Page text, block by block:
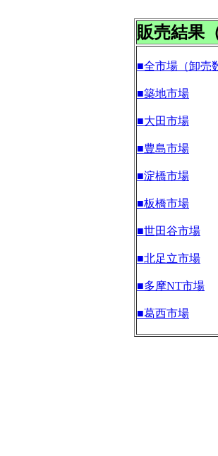
販売結果
■全市場（卸売
■築地市場
■大田市場
■豊島市場
■淀橋市場
■板橋市場
■世田谷市場
■北足立市場
■多摩NT市場
■葛西市場